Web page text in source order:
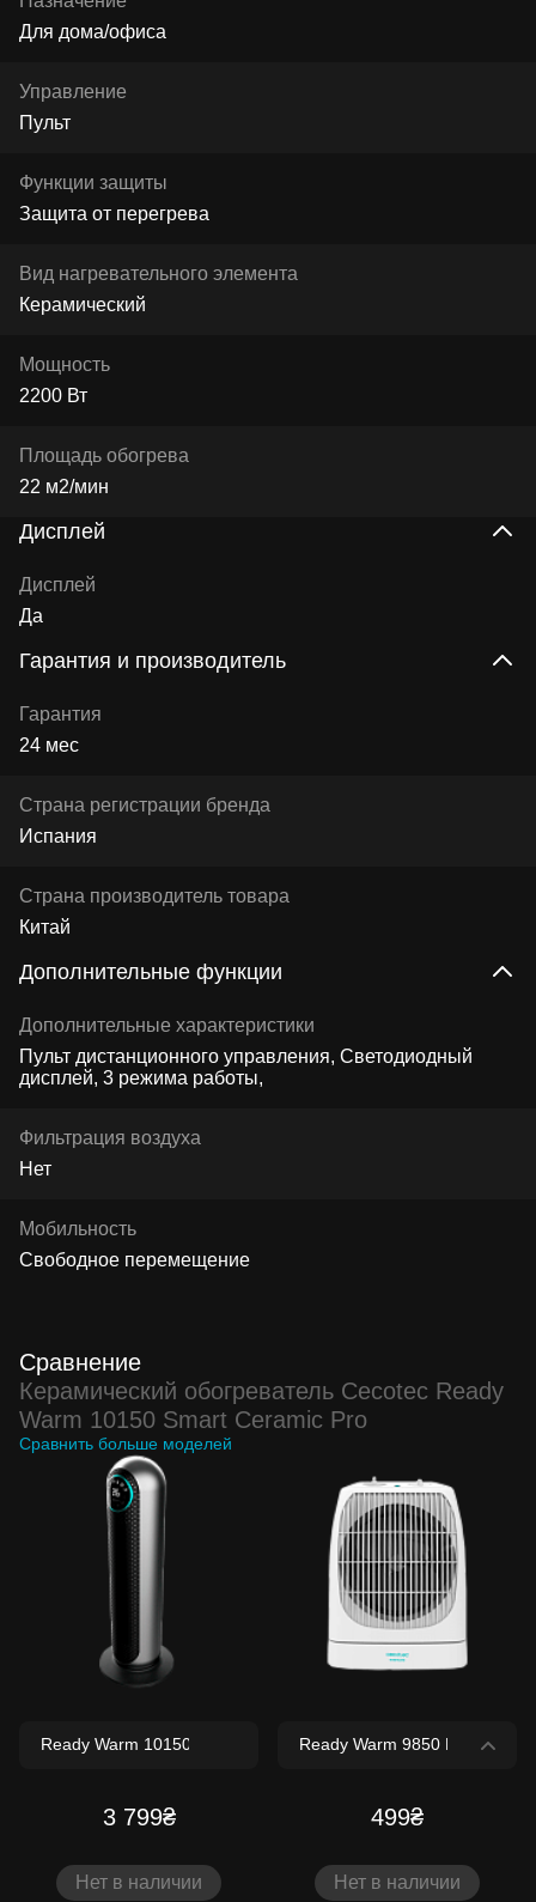
Для дома/офиса
Управление
Пульт
Функции защиты
Защита от перегрева
Вид нагревательного элемента
Керамический
Мощность
2200 Вт
Площадь обогрева
22 м2/мин
Дисплей
Дисплей
Да
Гарантия и производитель
Гарантия
24 мес
Страна регистрации бренда
Испания
Страна производитель товара
Китай
Дополнительные функции
Дополнительные характеристики
Пульт дистанционного управления, Светодиодный
дисплей, 3 режима работы,
Фильтрация воздуха
Нет
Мобильность
Свободное перемещение
Сравнение
Керамический обогреватель Cecotec Ready
Warm 10150 Smart Ceramic Pro
Сравнить больше моделей
3 799₴
Нет в наличии
499₴
Нет в наличии